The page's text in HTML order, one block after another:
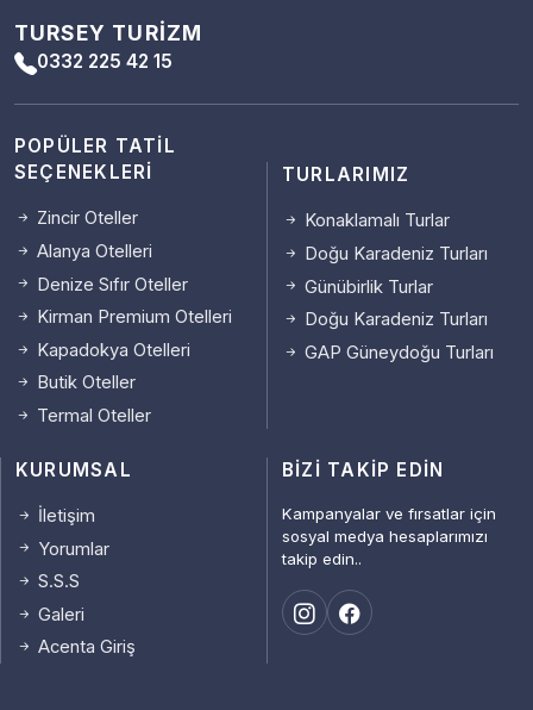
TURSEY TURIZM
0332 225 42 15
POPÜLER TATIL
SEÇENEKLERI
Zincir Oteller
Alanya Otelleri
Denize Sıfır Oteller
Kirman Premium Otelleri
Kapadokya Otelleri
Butik Oteller
Termal Oteller
TURLARIMIZ
Konaklamalı Turlar
Doğu Karadeniz Turları
Günübirlik Turlar
Doğu Karadeniz Turları
GAP Güneydoğu Turları
KURUMSAL
İletişim
Yorumlar
S.S.S
Galeri
Acenta Giriş
BIZI TAKIP EDIN
Kampanyalar ve fırsatlar için
sosyal medya hesaplarımızı
takip edin..